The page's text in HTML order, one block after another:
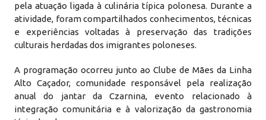
pela atuação ligada à culinária típica polonesa. Durante a
atividade, foram compartilhados conhecimentos, técnicas
e experiências voltadas à preservação das tradições
culturais herdadas dos imigrantes poloneses.
A programação ocorreu junto ao Clube de Mães da Linha
Alto Caçador, comunidade responsável pela realização
anual do jantar da Czarnina, evento relacionado à
integração comunitária e à valorização da gastronomia